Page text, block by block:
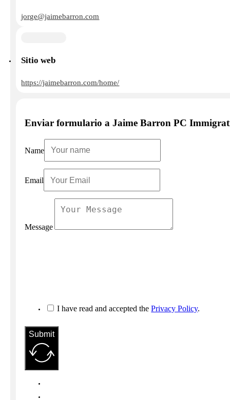
jorge@jaimebarron.com
Sitio web
https://jaimebarron.com/home/
Enviar formulario a Jaime Barron PC
Name
Email
Message
I have read and accepted thePrivacy Policy.
Submit